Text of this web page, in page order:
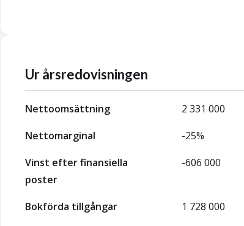
Ur årsredovisningen
Nettoomsättning
2 331 000
Nettomarginal
-25%
Vinst efter finansiella
poster
-606 000
Bokförda tillgångar
1 728 000